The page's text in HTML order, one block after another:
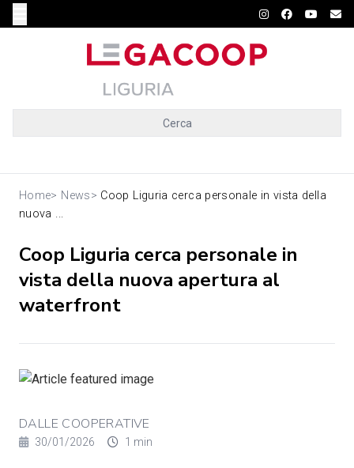
Cerca
Home> News> Coop Liguria cerca personale in vista della
nuova ...
Coop Liguria cerca personale in
vista della nuova apertura al
waterfront
DALLE COOPERATIVE
30/01/2026 1 min